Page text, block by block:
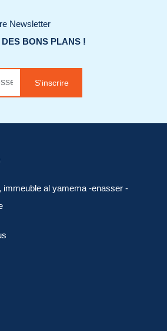
Newsletter
BONS PLANS !
S'inscrire
immeuble al yamema -enasser -